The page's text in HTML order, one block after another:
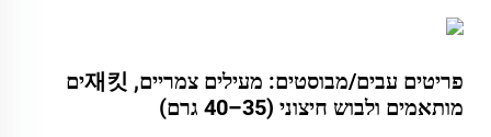
פריטים עבים/מבוסטים: מעילים צמריים, 재킷ים
מותאמים ולבוש חיצוני (35–40 גרם)